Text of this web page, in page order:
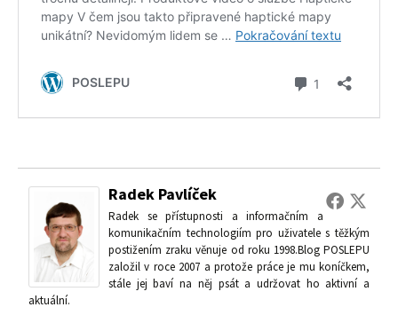
Radek Pavlíček
Radek se přístupnosti a informačním a
komunikačním technologiím pro uživatele s těžkým
postižením zraku věnuje od roku 1998.Blog POSLEPU
založil v roce 2007 a protože práce je mu koníčkem,
stále jej baví na něj psát a udržovat ho aktivní a
aktuální.